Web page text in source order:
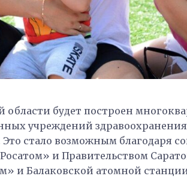
области будет построен
учреждений
стало возможным благодаря
и Правительством
и Балаковской атомной